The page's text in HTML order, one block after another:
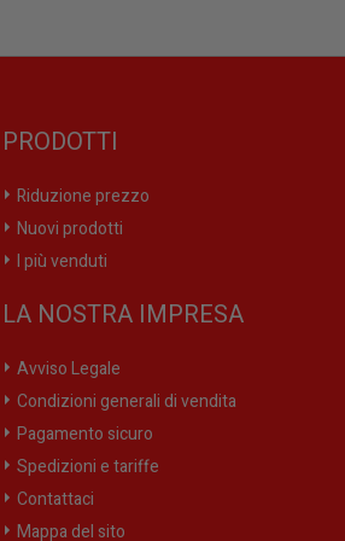
PRODOTTI
Riduzione prezzo
Nuovi prodotti
I più venduti
LA NOSTRA IMPRESA
Avviso Legale
Condizioni generali di vendita
Pagamento sicuro
Spedizioni e tariffe
Contattaci
Mappa del sito